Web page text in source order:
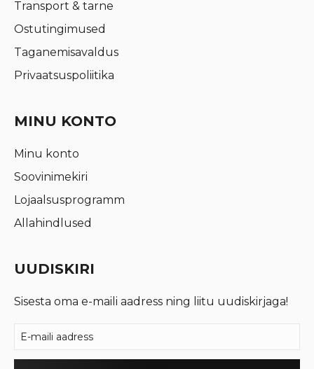
Transport & tarne
Ostutingimused
Taganemisavaldus
Privaatsuspoliitika
MINU KONTO
Minu konto
Soovinimekiri
Lojaalsusprogramm
Allahindlused
UUDISKIRI
Sisesta oma e-maili aadress ning liitu uudiskirjaga!